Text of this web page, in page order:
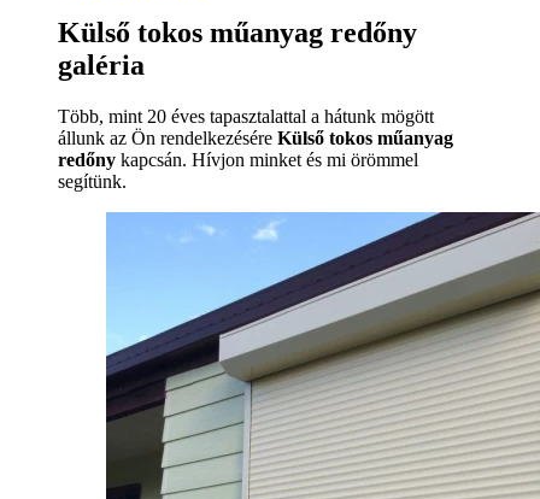
Külső tokos műanyag redőny
galéria
Több, mint 20 éves tapasztalattal a hátunk mögött
állunk az Ön rendelkezésére Külső tokos műanyag
redőny kapcsán. Hívjon minket és mi örömmel
segítünk.